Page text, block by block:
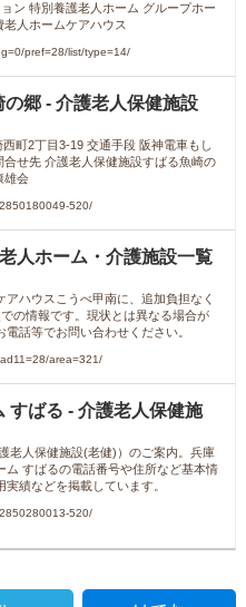
ン 特別養護老人ホーム グループホー
人ホームケアハウス
pref=28/list/type=14/
郷 - 介護老人保健施設
町2丁目3-19 交通手段 阪神電車もし
せ先 介護老人保健施設すばる魚崎の
雄会
520/
人ホーム・介護施設一覧
ハウスこうべ甲南に、追加負担なく
の情報です。現状とは異なる場合が
話等でお問い合わせください。
area=321/
すばる - 介護老人保健施
老人保健施設(老健)）のご案内。兵庫
ム すばるの電話番号や住所など基本情
績などを掲載しています。
520/